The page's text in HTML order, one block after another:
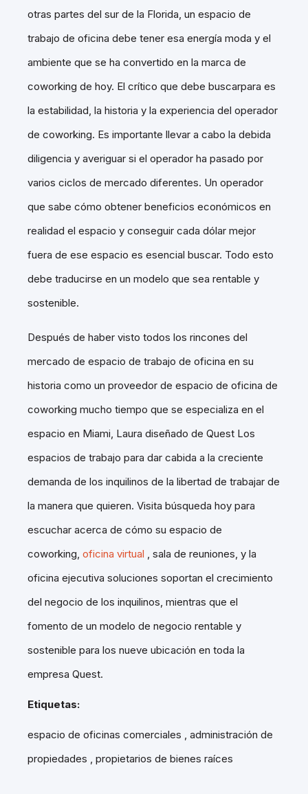
otras partes del sur de la Florida, un espacio de
trabajo de oficina debe tener esa energía moda y el
ambiente que se ha convertido en la marca de
coworking de hoy. El crítico que debe buscarpara es
la estabilidad, la historia y la experiencia del operador
de coworking. Es importante llevar a cabo la debida
diligencia y averiguar si el operador ha pasado por
varios ciclos de mercado diferentes. Un operador
que sabe cómo obtener beneficios económicos en
realidad el espacio y conseguir cada dólar mejor
fuera de ese espacio es esencial buscar. Todo esto
debe traducirse en un modelo que sea rentable y
sostenible.
Después de haber visto todos los rincones del
mercado de espacio de trabajo de oficina en su
historia como un proveedor de espacio de oficina de
coworking mucho tiempo que se especializa en el
espacio en Miami, Laura diseñado de Quest Los
espacios de trabajo para dar cabida a la creciente
demanda de los inquilinos de la libertad de trabajar de
la manera que quieren. Visita búsqueda hoy para
escuchar acerca de cómo su espacio de
coworking, oficina virtual , sala de reuniones, y la
oficina ejecutiva soluciones soportan el crecimiento
del negocio de los inquilinos, mientras que el
fomento de un modelo de negocio rentable y
sostenible para los nueve ubicación en toda la
empresa Quest.
Etiquetas:
espacio de oficinas comerciales , administración de
propiedades , propietarios de bienes raíces